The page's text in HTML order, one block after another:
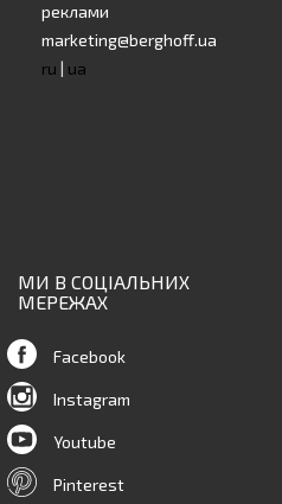
реклами
marketing@berghoff.ua
ru | ua
МИ В СОЦІАЛЬНИХ
МЕРЕЖАХ
Facebook
Instagram
Youtube
Pinterest